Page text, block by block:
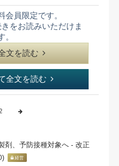
会員限定です。
をお読みいただけま
。
文を読む
全文を読む
剤、予防接種対象へ - 改正
経営